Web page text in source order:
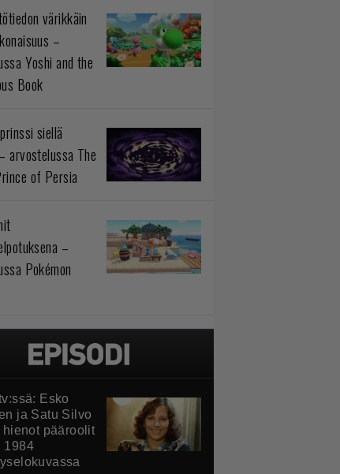
värikkäin
–
Yoshi and the
Book
siellä
arvostelussa The
of Persia
–
Pokémon
Esko
ja Satu Silvo
hienot pääroolit
1984